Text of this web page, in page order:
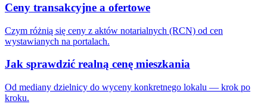
Ceny transakcyjne a ofertowe
Czym różnią się ceny z aktów notarialnych (RCN) od cen
wystawianych na portalach.
Jak sprawdzić realną cenę mieszkania
Od mediany dzielnicy do wyceny konkretnego lokalu — krok po
kroku.